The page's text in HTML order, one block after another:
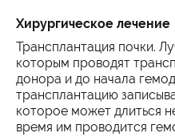
Хирургическое лечение
Трансплантация почки.
которым проводят
донора и до начала
трансплантацию
которое может длиться
время им проводится